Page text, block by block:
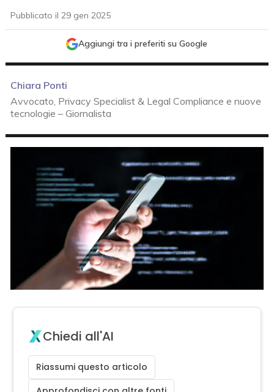
Pubblicato il 29 gen 2025
Aggiungi tra i preferiti su Google
Chiara Ponti
Avvocato, Privacy Specialist & Legal Compliance e nuove
tecnologie – Giornalista
Chiedi all'AI
Riassumi questo articolo